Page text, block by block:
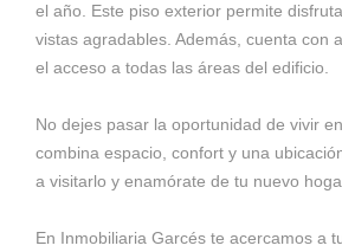
el año. Este piso exterior permite
vistas agradables. Además, cuenta con
el acceso a todas las áreas del edificio.
No dejes pasar la oportunidad de vivir
combina espacio, confort y una
a visitarlo y enamórate de tu nuevo
En Inmobiliaria Garcés te acercamos a